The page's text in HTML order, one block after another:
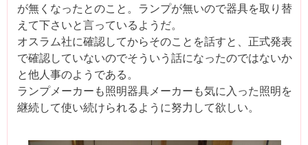
が無くなったとのこと。ランプが無いので器具を取り替
えて下さいと言っているようだ。
オスラム社に確認してからそのことを話すと、正式発表
で確認していないのでそういう話になったのではないか
と他人事のようである。
ランプメーカーも照明器具メーカーも気に入った照明を
継続して使い続けられるように努力して欲しい。